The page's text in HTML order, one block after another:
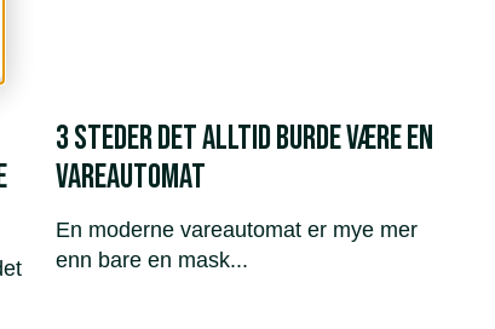
3 steder det alltid burde være en
vareautomat
En moderne vareautomat er mye mer
enn bare en mask...